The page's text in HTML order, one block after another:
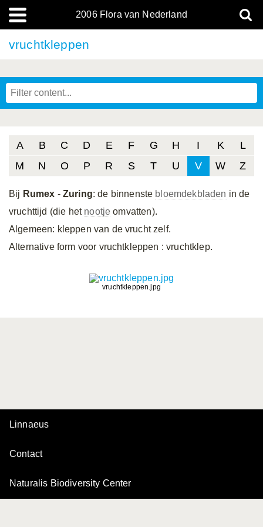
2006 Flora van Nederland
vruchtkleppen
A B C D E F G H I K
L
M
N O P R S T U V W Z
Bij Rumex - Zuring: de binnenste bloemdekbladen in de
vruchttijd (die het nootje omvatten).
Algemeen: kleppen van de vrucht zelf.
Alternative form voor vruchtkleppen : vruchtklep.
vruchtkleppen.jpg
Linnaeus
Contact
Naturalis Biodiversity Center